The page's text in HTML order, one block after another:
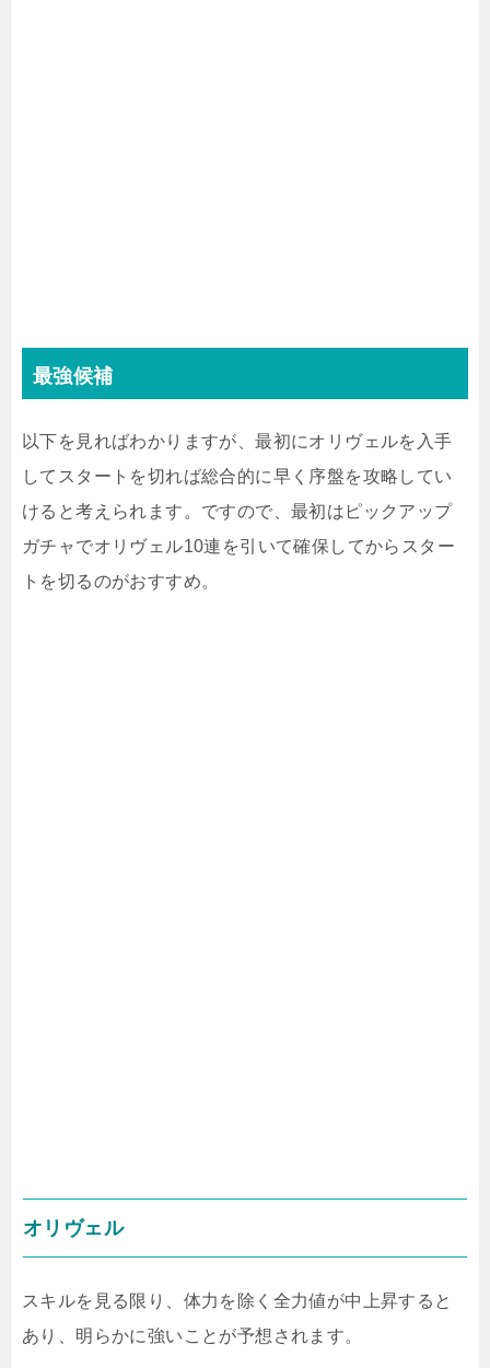
最強候補
以下を見ればわかりますが、最初にオリヴェルを入手
してスタートを切れば総合的に早く序盤を攻略してい
けると考えられます。ですので、最初はピックアップ
ガチャでオリヴェル10連を引いて確保してからスター
トを切るのがおすすめ。
オリヴェル
スキルを見る限り、体力を除く全力値が中上昇すると
あり、明らかに強いことが予想されます。